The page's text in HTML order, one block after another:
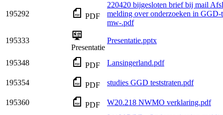
195292 PDF
220420 bijgesloten brief bij mail
melding over onderzoeken in GGD-
mw-.pdf
195333
Presentatie
Presentatie.pptx
195348 PDF Lansingerland.pdf
195354 PDF studies GGD teststraten.pdf
195360 PDF W20.218 NWMO verklaring.pdf